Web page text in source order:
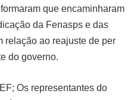
que encaminharam
da Fenasps e das
relação ao reajuste de per
do governo.
Os representantes do